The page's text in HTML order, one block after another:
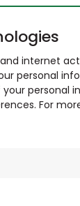
internet
personal
personal
For